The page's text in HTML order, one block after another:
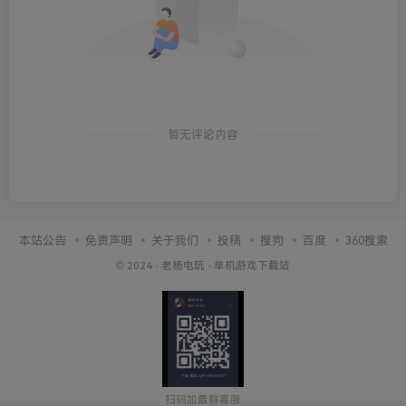
暂无评论内容
本站公告 免责声明 关于我们 投稿 搜狗 百度 360搜索
© 2024 · 老杨电玩 · 单机游戏下载站
扫码加最群客服